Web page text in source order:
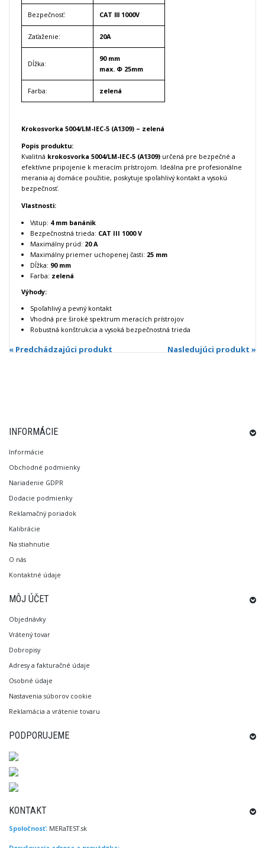
Bezpečnosť: CAT lll 1000V
Zaťaženie: 20A
Dĺžka:
90 mm
max. Φ 25mm
Farba: zelená
Krokosvorka 5004/LM-IEC-5 (A1309) – zelená
Popis produktu:
Kvalitná krokosvorka 5004/LM-IEC-5 (A1309) určená pre bezpečné a
efektívne pripojenie k meracím prístrojom. Ideálna pre profesionálne
merania aj domáce použitie, poskytuje spoľahlivý kontakt a vysokú
bezpečnosť.
Vlastnosti:
Vstup: 4 mm banánik
Bezpečnostná trieda: CAT III 1000 V
Maximálny prúd: 20 A
Maximálny priemer uchopenej časti: 25 mm
Dĺžka: 90 mm
Farba: zelená
Výhody:
Spoľahlivý a pevný kontakt
Vhodná pre široké spektrum meracích prístrojov
Robustná konštrukcia a vysoká bezpečnostná trieda
« Predchádzajúci produkt Nasledujúci produkt »
INFORMÁCIE
Informácie
Obchodné podmienky
Nariadenie GDPR
Dodacie podmienky
Reklamačný poriadok
Kalibrácie
Na stiahnutie
O nás
Kontaktné údaje
MÔJ ÚČET
Objednávky
Vrátený tovar
Dobropisy
Adresy a fakturačné údaje
Osobné údaje
Nastavenia súborov cookie
Reklamácia a vrátenie tovaru
PODPORUJEME
KONTAKT
Spoločnosť: MERaTEST.sk